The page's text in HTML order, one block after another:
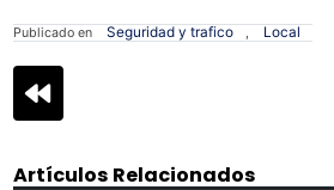
Publicado en Seguridad y trafico , Local
Navegación
de
Artículos Relacionados